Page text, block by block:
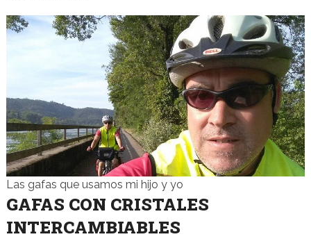
Las gafas que usamos mi hijo y yo
GAFAS CON CRISTALES
INTERCAMBIABLES